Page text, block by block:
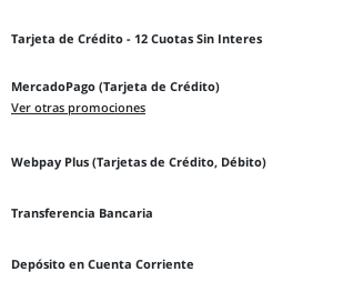
Tarjeta de Crédito - 12 Cuotas Sin Interes
MercadoPago (Tarjeta de Crédito)
Ver otras promociones
Webpay Plus (Tarjetas de Crédito, Débito)
Transferencia Bancaria
Depósito en Cuenta Corriente